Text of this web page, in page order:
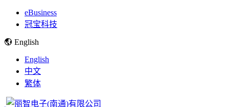
eBusiness
冠宝科技
English
English
中文
繁体